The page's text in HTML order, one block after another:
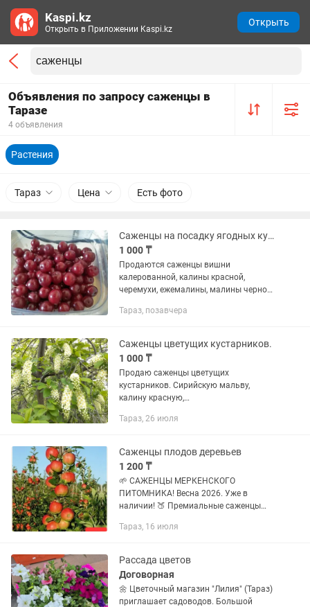
Объявления по запросу саженцы в
Таразе
4 объявления
Растения
Тараз Цена Есть фото
Саженцы на посадку ягодных культур
1 000 ₸
Продаются саженцы вишни
калерованной, калины красной,
черемухи, ежемалины, малины черной,
красной смородины, черной
по телефону...
Тараз, позавчера
Саженцы цветущих кустарников.
1 000 ₸
Продаю саженцы цветущих
кустарников. Сирийскую мальву,
калину красную,
:хризантему, флоксы, лилии, хосты и
по телефону .
Тараз, 26 июля
Саженцы плодов деревьев
1 200 ₸
🌱 САЖЕНЦЫ МЕРКЕНСКОГО
ПИТОМНИКА! Весна 2026. Уже в
наличии! 🍑 Премиальные саженцы
Поможем вам заложить сад вашей
любой вкус:...
Тараз, 16 июля
Рассада цветов
Договорная
🌼 Цветочный магазин "Лилия" (Тараз)
приглашает садоводов. Большой
Kaspi.kz
Открыть в Приложении Kaspi.kz
Открыть